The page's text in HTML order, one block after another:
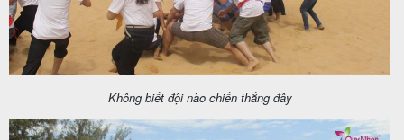
Không biết đội nào chiến thắng đây